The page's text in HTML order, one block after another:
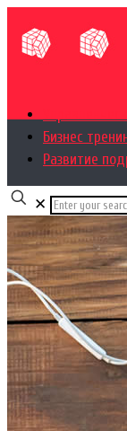
Бизнес
Развитие
✕